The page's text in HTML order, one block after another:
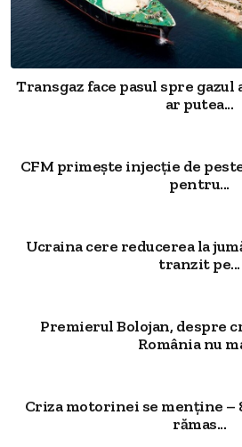
Transgaz face pasul spre
ar putea...
CFM primește injecție de
pentru...
Ucraina cere reducerea la
tranzit pe...
Premierul Bolojan, despre
România nu
Criza motorinei se menține –
rămas...